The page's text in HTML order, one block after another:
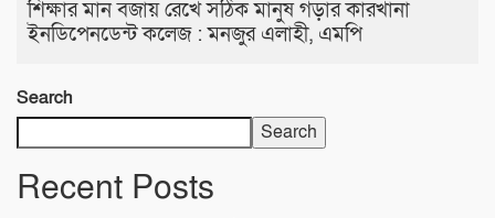
শিক্ষার মান বজায় রেখে সঠিক মানুষ গড়ার কারখানা
ইনডিপেনডেন্ট কলেজ : মনজুর এলাহী, এমপি
Search
Search
Recent Posts